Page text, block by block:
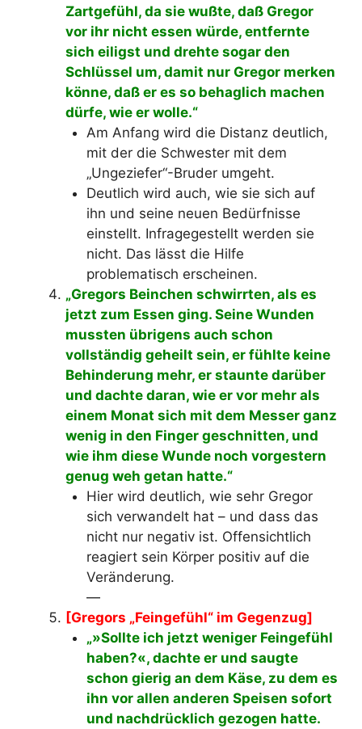
Zartgefühl, da sie wußte, daß Gregor
vor ihr nicht essen würde, entfernte
sich eiligst und drehte sogar den
Schlüssel um, damit nur Gregor merken
könne, daß er es so behaglich machen
dürfe, wie er wolle.“
Am Anfang wird die Distanz deutlich,
mit der die Schwester mit dem
„Ungeziefer“-Bruder umgeht.
Deutlich wird auch, wie sie sich auf
ihn und seine neuen Bedürfnisse
einstellt. Infragegestellt werden sie
nicht. Das lässt die Hilfe
problematisch erscheinen.
„Gregors Beinchen schwirrten, als es
jetzt zum Essen ging. Seine Wunden
mussten übrigens auch schon
vollständig geheilt sein, er fühlte keine
Behinderung mehr, er staunte darüber
und dachte daran, wie er vor mehr als
einem Monat sich mit dem Messer ganz
wenig in den Finger geschnitten, und
wie ihm diese Wunde noch vorgestern
genug weh getan hatte.“
Hier wird deutlich, wie sehr Gregor
sich verwandelt hat – und dass das
nicht nur negativ ist. Offensichtlich
reagiert sein Körper positiv auf die
Veränderung.
—
[Gregors „Feingefühl“ im Gegenzug]
„»Sollte ich jetzt weniger Feingefühl
haben?«, dachte er und saugte
schon gierig an dem Käse, zu dem es
ihn vor allen anderen Speisen sofort
und nachdrücklich gezogen hatte.